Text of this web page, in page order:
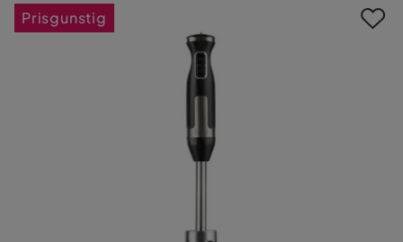
Prisgunstig